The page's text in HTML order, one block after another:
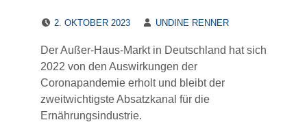
2. OKTOBER 2023
UNDINE RENNER
Der Außer-Haus-Markt in Deutschland hat sich
2022 von den Auswirkungen der
Coronapandemie erholt und bleibt der
zweitwichtigste Absatzkanal für die
Ernährungsindustrie.